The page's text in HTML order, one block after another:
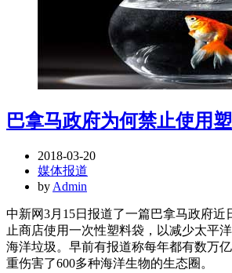
巴拿马政府为何禁止使用
2018-03-20
媒体报道
by Admin
中新网3月15日报道了一篇巴拿马政府近
止商店使用一次性塑料袋，以减少太平
海洋垃圾。早前有报道称每年都有数万
重伤害了600多种海洋生物的生态圈。